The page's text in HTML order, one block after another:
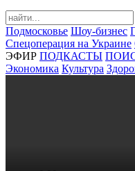
Подмосковье Шоу-бизнес
Спецоперация на Украине
ЭФИР ПОДКАСТЫ
Экономика Культура